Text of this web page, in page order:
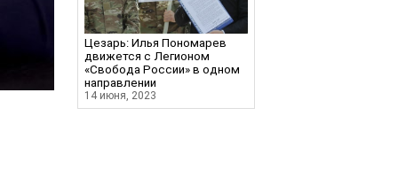
Цезарь: Илья Пономарев
движется с Легионом
«Свобода России» в одном
направлении
14 июня, 2023